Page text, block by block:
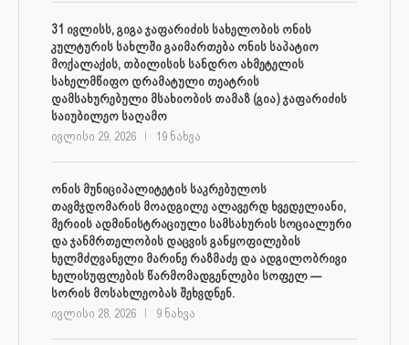
31 ივლისს, გიგა ჯაფარიძის სახელობის ონის
კულტურის სახლში გაიმართება ონის საპატიო
მოქალაქის, თბილისის სანდრო ახმეტელის
სახელმწიფო დრამატული თეატრის
დამსახურებული მსახიობის თამაზ (გია) ჯაფარიძის
საიუბილეო საღამო
ივლისი 29, 2026 19 ნახვა
ონის მუნიციპალიტეტის საკრებულოს
თავმჯდომარის მოადგილე ალავერდ ხვედელიანი,
მერიის ადმინისტრაციული სამსახურის სოციალური
და ჯანმრთელობის დაცვის განყოფილების
ხელმძღვანელი მარინე რაზმაძე და ადგილობრივი
ხელისუფლების წარმომადგენლები სოფელ —
სორის მოსახლეობას შეხვდნენ.
ივლისი 28, 2026 9 ნახვა